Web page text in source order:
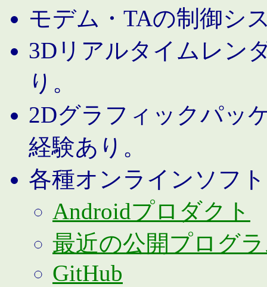
モデム・TAの制御シ
3Dリアルタイムレン
り。
2Dグラフィックパッ
経験あり。
各種オンラインソフ
Androidプロダクト
最近の公開プログ
GitHub